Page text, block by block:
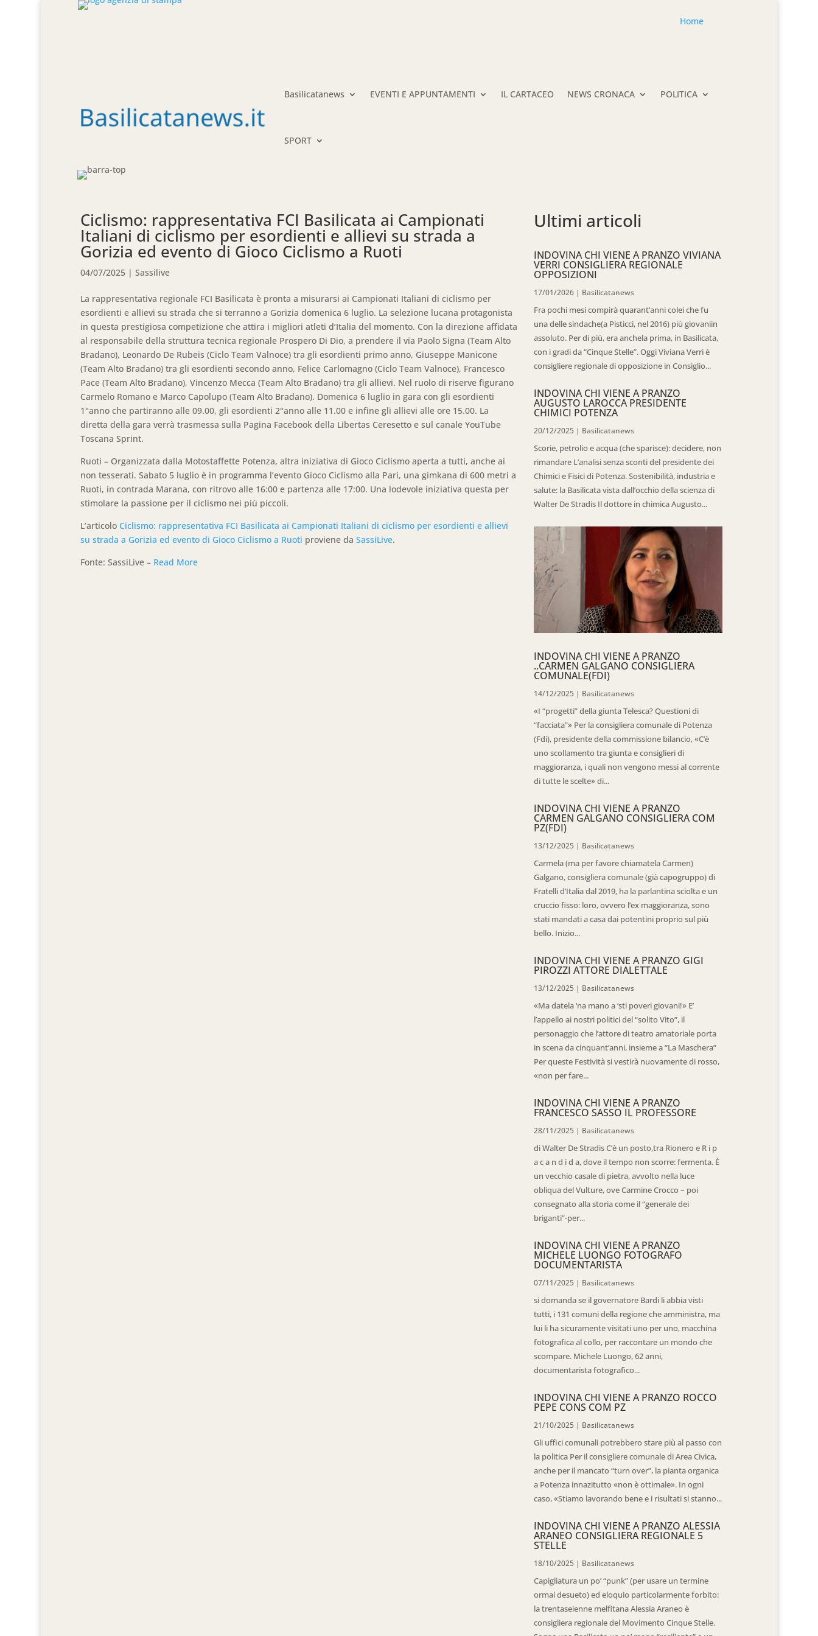
Home
Basilicatanews EVENTI E APPUNTAMENTI IL CARTACEO NEWS CRONACA POLITICA
SPORT
Ciclismo: rappresentativa FCI Basilicata ai Campionati
Italiani di ciclismo per esordienti e allievi su strada a
Gorizia ed evento di Gioco Ciclismo a Ruoti
04/07/2025 |Sassilive
La rappresentativa regionale FCI Basilicata è pronta a misurarsi ai Campionati Italiani di ciclismo per
esordienti e allievi su strada che si terranno a Gorizia domenica 6 luglio. La selezione lucana protagonista
in questa prestigiosa competizione che attira i migliori atleti d’Italia del momento. Con la direzione affidata
al responsabile della struttura tecnica regionale Prospero Di Dio, a prendere il via Paolo Signa (Team Alto
Bradano), Leonardo De Rubeis (Ciclo Team Valnoce) tra gli esordienti primo anno, Giuseppe Manicone
(Team Alto Bradano) tra gli esordienti secondo anno, Felice Carlomagno (Ciclo Team Valnoce), Francesco
Pace (Team Alto Bradano), Vincenzo Mecca (Team Alto Bradano) tra gli allievi. Nel ruolo di riserve figurano
Carmelo Romano e Marco Capolupo (Team Alto Bradano). Domenica 6 luglio in gara con gli esordienti
1°anno che partiranno alle 09.00, gli esordienti 2°anno alle 11.00 e infine gli allievi alle ore 15.00. La
diretta della gara verrà trasmessa sulla Pagina Facebook della Libertas Ceresetto e sul canale YouTube
Toscana Sprint.
Ruoti – Organizzata dalla Motostaffette Potenza, altra iniziativa di Gioco Ciclismo aperta a tutti, anche ai
non tesserati. Sabato 5 luglio è in programma l’evento Gioco Ciclismo alla Pari, una gimkana di 600 metri a
Ruoti, in contrada Marana, con ritrovo alle 16:00 e partenza alle 17:00. Una lodevole iniziativa questa per
stimolare la passione per il ciclismo nei più piccoli.
L’articoloCiclismo: rappresentativa FCI Basilicata ai Campionati Italiani di ciclismo per esordienti e allievi
su strada a Gorizia ed evento di Gioco Ciclismo a Ruoti proviene daSassiLive.
Fonte: SassiLive – Read More
Ultimi articoli
INDOVINA CHI VIENE A PRANZO VIVIANA
VERRI CONSIGLIERA REGIONALE
OPPOSIZIONI
17/01/2026| Basilicatanews
Fra pochi mesi compirà quarant’anni colei che fu
una delle sindache(a Pisticci, nel 2016) più giovaniin
assoluto. Per di più, era anchela prima, in Basilicata,
con i gradi da “Cinque Stelle”. Oggi Viviana Verri è
consigliere regionale di opposizione in Consiglio...
INDOVINA CHI VIENE A PRANZO
AUGUSTO LAROCCA PRESIDENTE
CHIMICI POTENZA
20/12/2025 | Basilicatanews
Scorie, petrolio e acqua (che sparisce): decidere, non
rimandare L’analisi senza sconti del presidente dei
Chimici e Fisici di Potenza. Sostenibilità, industria e
salute: la Basilicata vista dall’occhio della scienza di
Walter De Stradis Il dottore in chimica Augusto...
INDOVINA CHI VIENE A PRANZO
..CARMEN GALGANO CONSIGLIERA
COMUNALE(FDI)
14/12/2025 | Basilicatanews
«I “progetti” della giunta Telesca? Questioni di
“facciata”» Per la consigliera comunale di Potenza
(Fdi), presidente della commissione bilancio, «C’è
uno scollamento tra giunta e consiglieri di
maggioranza, i quali non vengono messi al corrente
di tutte le scelte» di...
INDOVINA CHI VIENE A PRANZO
CARMEN GALGANO CONSIGLIERA COM
PZ(FDI)
13/12/2025 | Basilicatanews
Carmela (ma per favore chiamatela Carmen)
Galgano, consigliera comunale (già capogruppo) di
Fratelli d’Italia dal 2019, ha la parlantina sciolta e un
cruccio fisso: loro, ovvero l’ex maggioranza, sono
stati mandati a casa dai potentini proprio sul più
bello. Inizio...
INDOVINA CHI VIENE A PRANZO GIGI
PIROZZI ATTORE DIALETTALE
13/12/2025 | Basilicatanews
«Ma datela ‘na mano a ‘sti poveri giovani!» E’
l’appello ai nostri politici del “solito Vito”, il
personaggio che l’attore di teatro amatoriale porta
in scena da cinquant’anni, insieme a “La Maschera”
Per queste Festività si vestirà nuovamente di rosso,
«non per fare...
INDOVINA CHI VIENE A PRANZO
FRANCESCO SASSO IL PROFESSORE
28/11/2025 | Basilicatanews
di Walter De Stradis C’è un posto,tra Rionero e R i p
a c a n d i d a, dove il tempo non scorre: fermenta. È
un vecchio casale di pietra, avvolto nella luce
obliqua del Vulture, ove Carmine Crocco – poi
consegnato alla storia come il “generale dei
briganti”-per...
INDOVINA CHI VIENE A PRANZO
MICHELE LUONGO FOTOGRAFO
DOCUMENTARISTA
07/11/2025 | Basilicatanews
si domanda se il governatore Bardi li abbia visti
tutti, i 131 comuni della regione che amministra, ma
lui li ha sicuramente visitati uno per uno, macchina
fotografica al collo, per raccontare un mondo che
scompare. Michele Luongo, 62 anni,
documentarista fotografico...
INDOVINA CHI VIENE A PRANZO ROCCO
PEPE CONS COM PZ
21/10/2025 | Basilicatanews
Gli uffici comunali potrebbero stare più al passo con
la politica Per il consigliere comunale di Area Civica,
anche per il mancato “turn over”, la pianta organica
a Potenza innazitutto «non è ottimale». In ogni
caso, «Stiamo lavorando bene e i risultati si stanno...
INDOVINA CHI VIENE A PRANZO ALESSIA
ARANEO CONSIGLIERA REGIONALE 5
STELLE
18/10/2025 | Basilicatanews
Capigliatura un po’ “punk” (per usare un termine
ormai desueto) ed eloquio particolarmente forbito:
la trentaseienne melfitana Alessia Araneo è
consigliera regionale del Movimento Cinque Stelle.